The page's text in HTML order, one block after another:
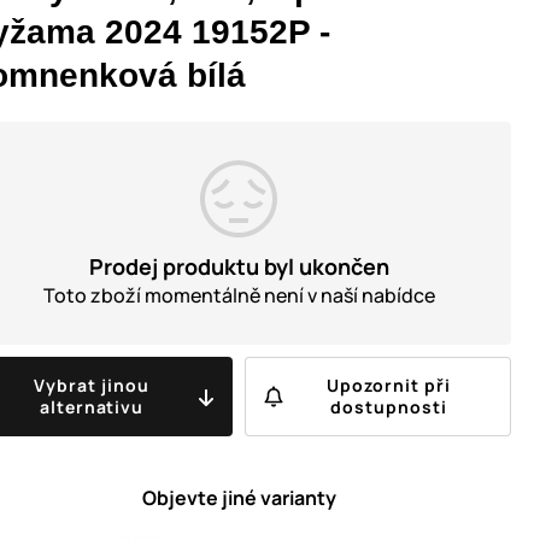
2024 19152P -
bílá
Prodej produktu byl ukončen
Toto zboží momentálně není v naší nabídce
Vybrat jinou
alternativu
Upozornit při
dostupnosti
Objevte jiné varianty